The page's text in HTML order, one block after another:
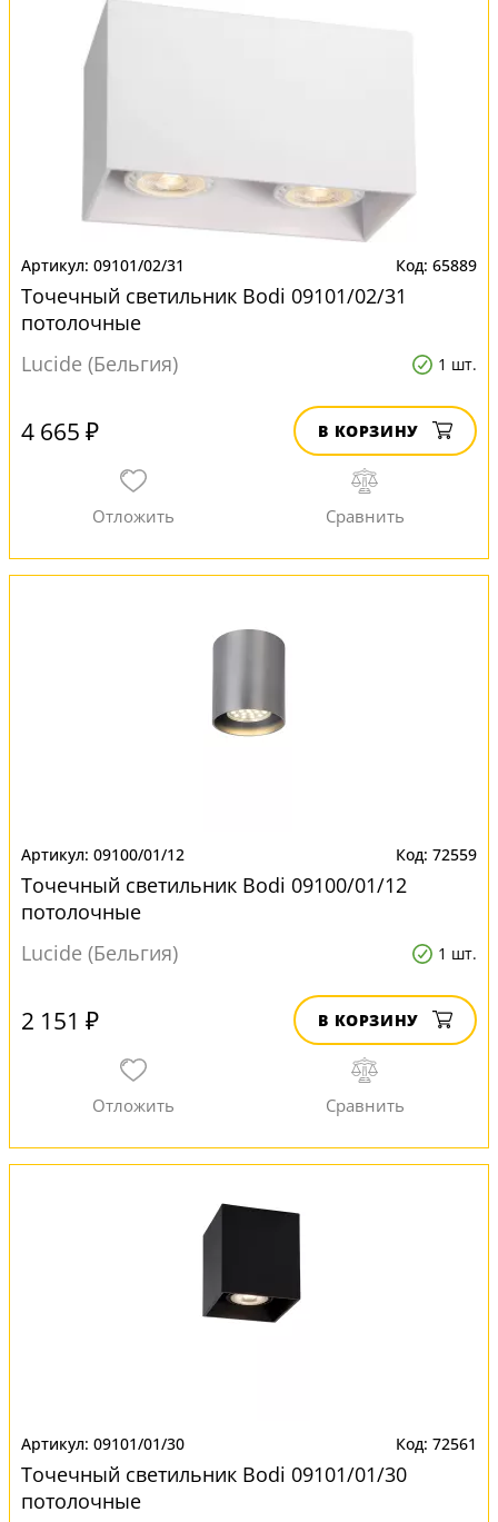
09101/02/31 65889
Точечный светильник Bodi 09101/02/31
потолочные
Lucide (Бельгия)
1 шт.
4 665 ₽ В КОРЗИНУ
09100/01/12 72559
Точечный светильник Bodi 09100/01/12
потолочные
Lucide (Бельгия)
1 шт.
2 151 ₽ В КОРЗИНУ
09101/01/30 72561
Точечный светильник Bodi 09101/01/30
потолочные